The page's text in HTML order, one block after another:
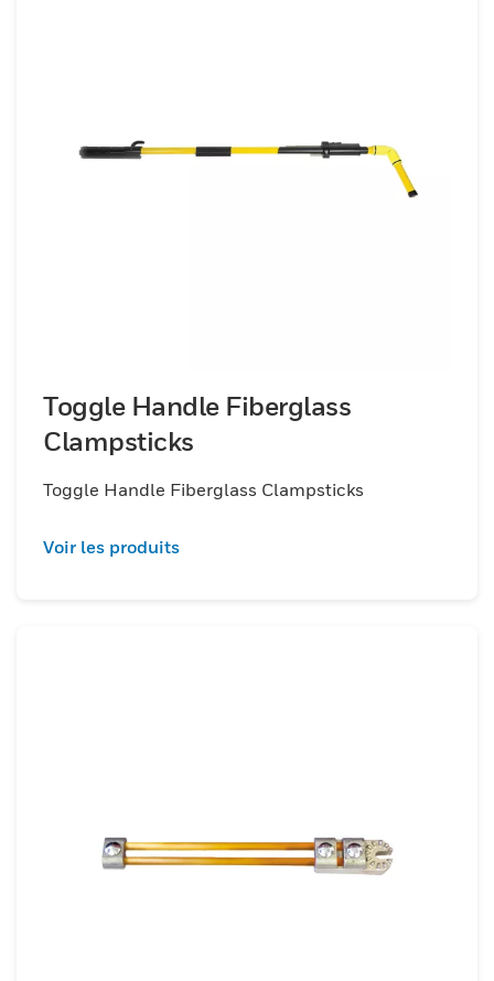
Toggle Handle Fiberglass
Clampsticks
Toggle Handle Fiberglass Clampsticks
Voir les produits